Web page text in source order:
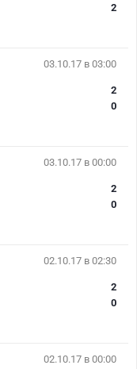
2
03.10.17 в 03:00
2
0
03.10.17 в 00:00
2
0
02.10.17 в 02:30
2
0
02.10.17 в 00:00